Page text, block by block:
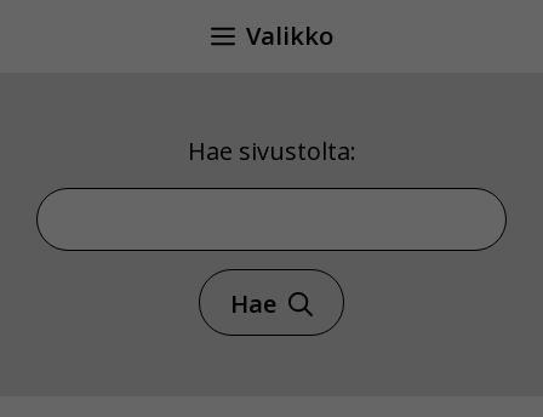
Valikko
Hae sivustolta:
Hae sivustolta
Hae